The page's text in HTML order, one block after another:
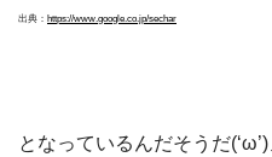
出典： https://www.google.co.jp/sechar
となっているんだそうだ(‘ω’)